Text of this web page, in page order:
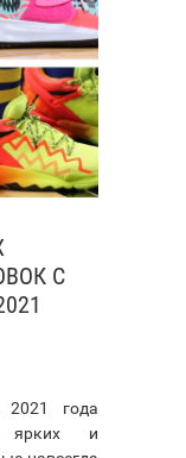
С
года
ярких и